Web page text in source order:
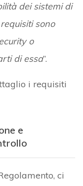
dei sistemi di
sono
o
di essa”.
i requisiti
e
ci